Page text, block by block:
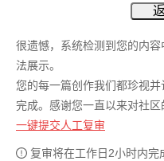
很遗憾，系统检测到您的内
法展示。
您的每一篇创作我们都珍视
完成。感谢您一直以来对社区
一键提交人工复审
复审将在工作日2小时内完